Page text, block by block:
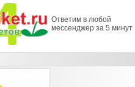
Ответим в любой
мессенджер за 5 минут